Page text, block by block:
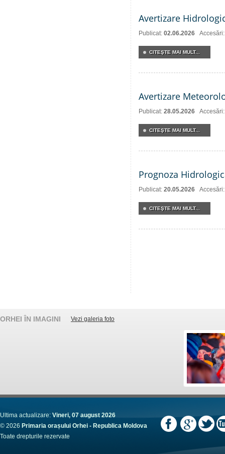
Avertizare
Publicat: 02.06.2026
CITEŞTE MAI MULT...
Avertizare
Publicat: 28.05.2026
CITEŞTE MAI MULT...
Prognoza
Publicat: 20.05.2026
CITEŞTE MAI MULT...
ORHEI ÎN IMAGINI Vezi galeria foto
Ultima actualizare: Vineri, 07 august 2026
© 2026 Primaria orașului Orhei - Republica Moldova
Toate drepturile rezervate